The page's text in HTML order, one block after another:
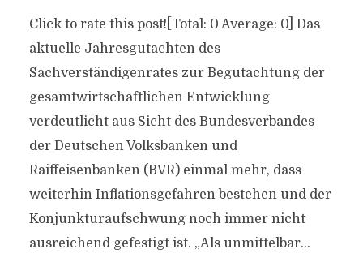
Click to rate this post![Total: 0 Average: 0] Das
aktuelle Jahresgutachten des
Sachverständigenrates zur Begutachtung der
gesamtwirtschaftlichen Entwicklung
verdeutlicht aus Sicht des Bundesverbandes
der Deutschen Volksbanken und
Raiffeisenbanken (BVR) einmal mehr, dass
weiterhin Inflationsgefahren bestehen und der
Konjunkturaufschwung noch immer nicht
ausreichend gefestigt ist. „Als unmittelbar...